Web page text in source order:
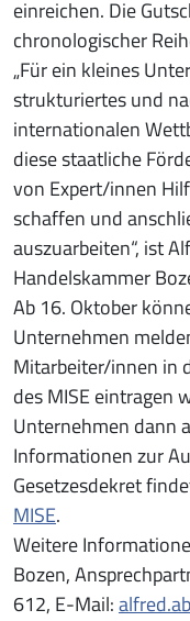
einreichen. Die
chronologischer
„Für ein kleines
strukturiertes und
internationalen
diese staatliche
von Expert/innen
schaffen und
auszuarbeiten“, ist
Handelskammer
Ab 16. Oktober
Unternehmen
Mitarbeiter/innen in
des MISE eintragen
Unternehmen dann
Informationen zur
Gesetzesdekret
MISE.
Weitere
Bozen,
612, E-Mail: